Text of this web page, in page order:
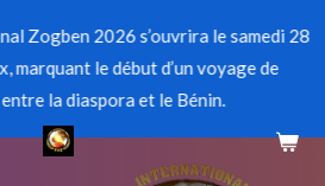
Zogben 2026 s’ouvrira le samedi 28
marquant le début d’un voyage de
la diaspora et le Bénin.